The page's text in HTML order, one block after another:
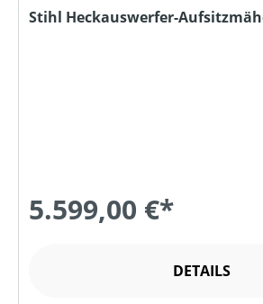
Stihl Heckauswerfer-
5.599,00 €*
DETAILS